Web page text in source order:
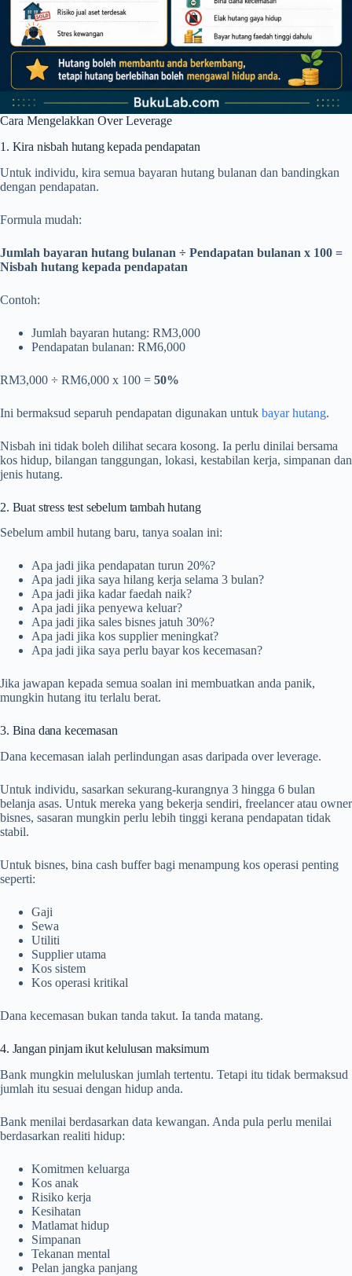
Cara Mengelakkan Over Leverage
1. Kira nisbah hutang kepada pendapatan
Untuk individu, kira semua bayaran hutang bulanan dan bandingkan
dengan pendapatan.
Formula mudah:
Jumlah bayaran hutang bulanan ÷ Pendapatan bulanan x 100 =
Nisbah hutang kepada pendapatan
Contoh:
Jumlah bayaran hutang: RM3,000
Pendapatan bulanan: RM6,000
RM3,000 ÷ RM6,000 x 100 = 50%
Ini bermaksud separuh pendapatan digunakan untuk bayar hutang.
Nisbah ini tidak boleh dilihat secara kosong. Ia perlu dinilai bersama
kos hidup, bilangan tanggungan, lokasi, kestabilan kerja, simpanan dan
jenis hutang.
2. Buat stress test sebelum tambah hutang
Sebelum ambil hutang baru, tanya soalan ini:
Apa jadi jika pendapatan turun 20%?
Apa jadi jika saya hilang kerja selama 3 bulan?
Apa jadi jika kadar faedah naik?
Apa jadi jika penyewa keluar?
Apa jadi jika sales bisnes jatuh 30%?
Apa jadi jika kos supplier meningkat?
Apa jadi jika saya perlu bayar kos kecemasan?
Jika jawapan kepada semua soalan ini membuatkan anda panik,
mungkin hutang itu terlalu berat.
3. Bina dana kecemasan
Dana kecemasan ialah perlindungan asas daripada over leverage.
Untuk individu, sasarkan sekurang-kurangnya 3 hingga 6 bulan
belanja asas. Untuk mereka yang bekerja sendiri, freelancer atau owner
bisnes, sasaran mungkin perlu lebih tinggi kerana pendapatan tidak
stabil.
Untuk bisnes, bina cash buffer bagi menampung kos operasi penting
seperti:
Gaji
Sewa
Utiliti
Supplier utama
Kos sistem
Kos operasi kritikal
Dana kecemasan bukan tanda takut. Ia tanda matang.
4. Jangan pinjam ikut kelulusan maksimum
Bank mungkin meluluskan jumlah tertentu. Tetapi itu tidak bermaksud
jumlah itu sesuai dengan hidup anda.
Bank menilai berdasarkan data kewangan. Anda pula perlu menilai
berdasarkan realiti hidup:
Komitmen keluarga
Kos anak
Risiko kerja
Kesihatan
Matlamat hidup
Simpanan
Tekanan mental
Pelan jangka panjang